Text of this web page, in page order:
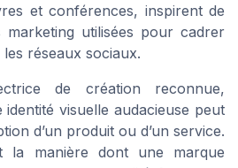
et conférences, inspirent de
marketing utilisées pour cadrer
réseaux sociaux.
de création reconnue,
visuelle audacieuse peut
d’un produit ou d’un service.
la manière dont une marque